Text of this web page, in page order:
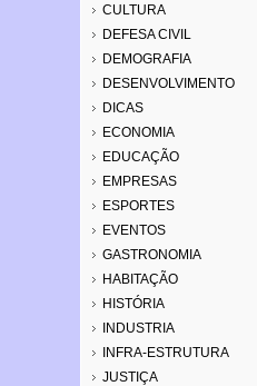
CULTURA
DEFESA CIVIL
DEMOGRAFIA
DESENVOLVIMENTO
DICAS
ECONOMIA
EDUCAÇÃO
EMPRESAS
ESPORTES
EVENTOS
GASTRONOMIA
HABITAÇÃO
HISTÓRIA
INDUSTRIA
INFRA-ESTRUTURA
JUSTIÇA